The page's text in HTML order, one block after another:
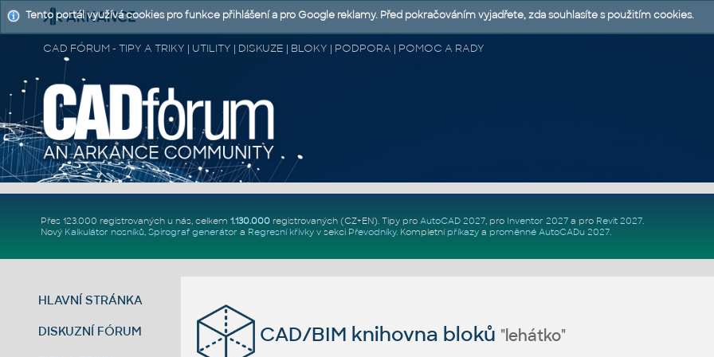
CAD FÓRUM - TIPY A TRIKY | UTILITY | DISKUZE | BLOKY | PODPORA | POMOC A RADY
Přes 123.000 registrovaných u nás, celkem 1.130.000registrovaných (CZ+EN). Tipy pro AutoCAD 2027, pro Inventor 2027a pro Revit 2027.
Nový Kalkulátor nosníků, Spirograf generátor a Regresní křivkyv sekci Převodníky. Kompletní příkazya proměnné AutoCADu 2027.
HLAVNÍ STRÁNKA
DISKUZNÍ FÓRUM CAD/BIM knihovna bloků "lehátko"
Tento portál využívá cookies pro funkce přihlášení a pro Google reklamy. Před pokračováním vyjadřete, zda souhlasíte s použitím cookies.